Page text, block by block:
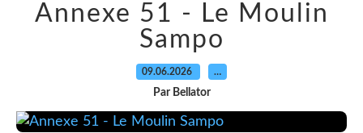
Annexe 51 - Le Moulin
Sampo
09.06.2026 …
Par Bellator